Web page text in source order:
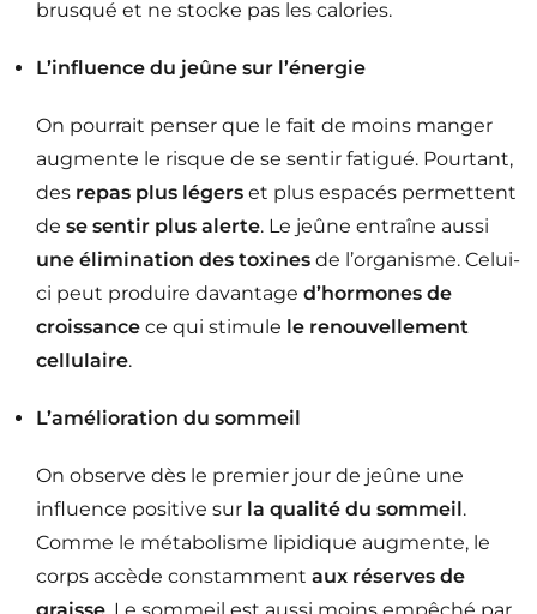
brusqué et ne stocke pas les calories.
L’influence du jeûne sur l’énergie
On pourrait penser que le fait de moins manger
augmente le risque de se sentir fatigué. Pourtant,
des repas plus légers et plus espacés permettent
de se sentir plus alerte. Le jeûne entraîne aussi
une élimination des toxines de l’organisme. Celui-
ci peut produire davantage d’hormones de
croissance ce qui stimule le renouvellement
cellulaire.
L’amélioration du sommeil
On observe dès le premier jour de jeûne une
influence positive sur la qualité du sommeil.
Comme le métabolisme lipidique augmente, le
corps accède constamment aux réserves de